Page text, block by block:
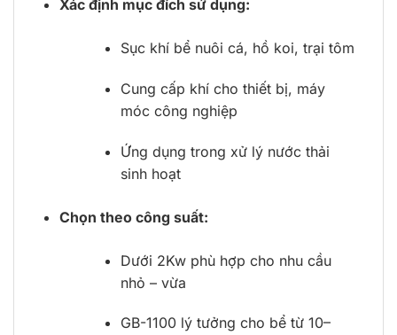
Xác định mục đích sử dụng:
Sục khí bể nuôi cá, hồ koi, trại tôm
Cung cấp khí cho thiết bị, máy
móc công nghiệp
Ứng dụng trong xử lý nước thải
sinh hoạt
Chọn theo công suất:
Dưới 2Kw phù hợp cho nhu cầu
nhỏ – vừa
GB-1100 lý tưởng cho bể từ 10–